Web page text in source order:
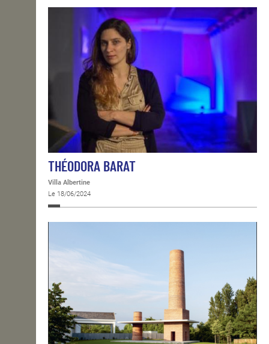
THÉODORA BARAT
Villa Albertine
Le 18/06/2024